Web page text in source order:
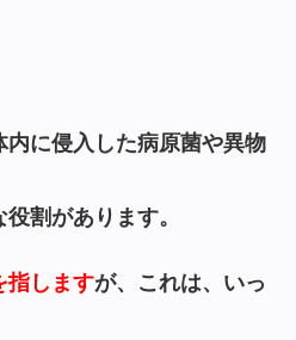
に侵入した病原菌や異物
割があります。
指しますが、これは、いっ